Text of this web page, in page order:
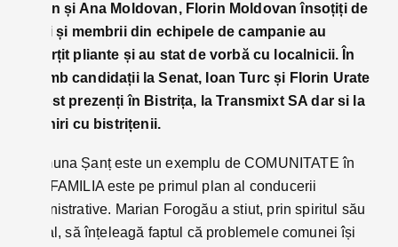
Vlașin și Ana Moldovan, Florin Moldovan însoțiți de
tineri și membrii din echipele de campanie au
împărțit pliante și au stat de vorbă cu localnicii. În
schimb candidații la Senat, Ioan Turc și Florin Urate
au fost prezenți în Bistrița, la Transmixt SA dar si la
întâlniri cu bistrițenii.
”Comuna Șanț este un exemplu de COMUNITATE în
care FAMILIA este pe primul plan al conducerii
administrative. Marian Forogău a stiut, prin spiritul său
liberal, să înțeleagă faptul că problemele comunei își